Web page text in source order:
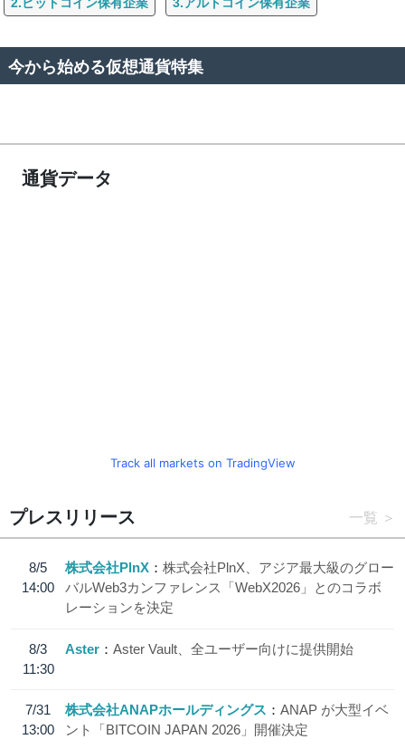
今から始める仮想通貨特集
通貨データ
Track all markets on TradingView
プレスリリース 一覧
8/5
14:00
株式会社PlnX
株式会社PlnX、アジア最大級のグロー
バルWeb3カンファレンス「WebX2026」とのコラボ
レーションを決定
8/3
11:30
Aster Aster Vault、全ユーザー向けに提供開始
7/31
13:00
株式会社ANAPホールディングス
ANAP が大型イベ
ント「BITCOIN JAPAN 2026」開催決定